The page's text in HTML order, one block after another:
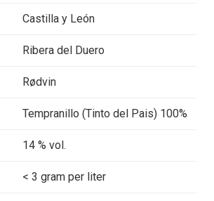
Castilla y León
Ribera del Duero
Rødvin
Tempranillo (Tinto del Pais) 100%
14 % vol.
< 3 gram per liter